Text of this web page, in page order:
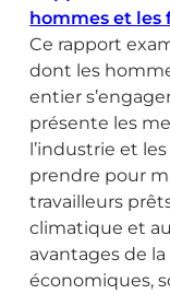
hommes et les
Ce rapport
dont les
entier
présente les
l’industrie et
prendre pour
travailleurs
climatique et
avantages de
économiques,